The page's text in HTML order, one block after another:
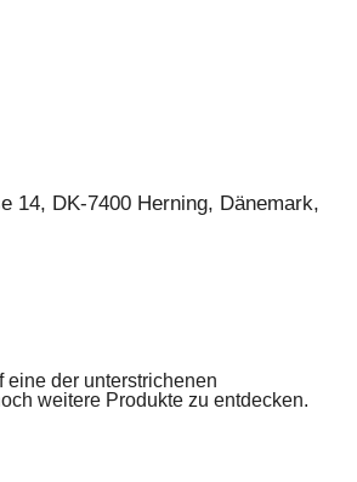
14, DK-7400 Herning, Dänemark,
eine der unterstrichenen
weitere Produkte zu entdecken.